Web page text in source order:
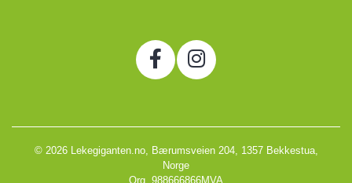
© 2026 Lekegiganten.no, Bærumsveien 204, 1357 Bekkestua,
Norge
Org. 988666866MVA